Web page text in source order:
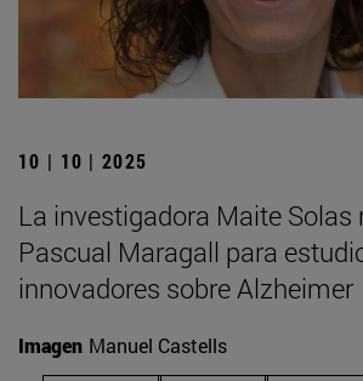
10 | 10 | 2025
La investigadora Maite Solas
Pascual Maragall para
innovadores sobre Alzheimer
Imagen Manuel Castells